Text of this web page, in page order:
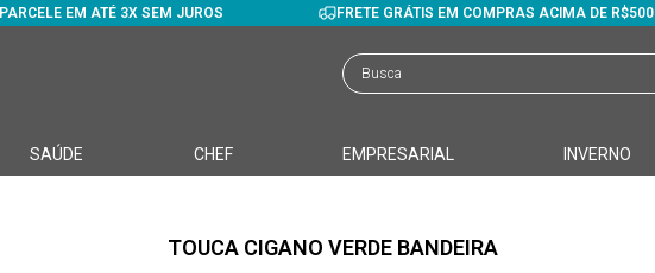
PARCELE EM ATÉ 3X SEM JUROS FRETE GRÁTIS EM COMPRAS ACIMA DE R$500
SAÚDE CHEF EMPRESARIAL INVERNO
TOUCA CIGANO VERDE BANDEIRA